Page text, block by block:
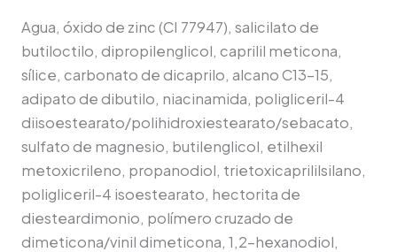
Agua, óxido de zinc (CI 77947), salicilato de
butiloctilo, dipropilenglicol, caprilil meticona,
sílice, carbonato de dicaprilo, alcano C13-15,
adipato de dibutilo, niacinamida, poligliceril-4
diisoestearato/polihidroxiestearato/sebacato,
sulfato de magnesio, butilenglicol, etilhexil
metoxicrileno, propanodiol, trietoxicaprililsilano,
poligliceril-4 isoestearato, hectorita de
diesteardimonio, polímero cruzado de
dimeticona/vinil dimeticona, 1,2-hexanodiol,